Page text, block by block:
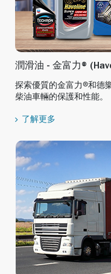
潤滑油 - 金富力®
探索優質的金富力®和德
柴油車輛的保護和性能。
了解更多